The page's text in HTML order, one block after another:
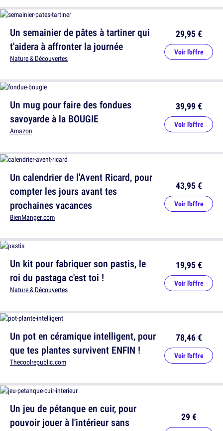
Un mug pour faire des fondues
savoyarde à la BOUGIE
Amazon
39,99 €
Voir l'offre
Un kit pour fabriquer son pastis, le
roi du pastaga c'est toi !
Nature & Découvertes
19,95 €
Voir l'offre
Un jeu de pétanque en cuir, pour
pouvoir jouer à l'intérieur sans
29 €
Un semainier de pâtes à tartiner qui
t'aidera à affronter la journée
Nature & Découvertes
29,95 €
Voir l'offre
Un calendrier de l'Avent Ricard, pour
compter les jours avant tes
prochaines vacances
BienManger.com
43,95 €
Voir l'offre
Un pot en céramique intelligent, pour
que tes plantes survivent ENFIN !
Thecoolrepublic.com
78,46 €
Voir l'offre